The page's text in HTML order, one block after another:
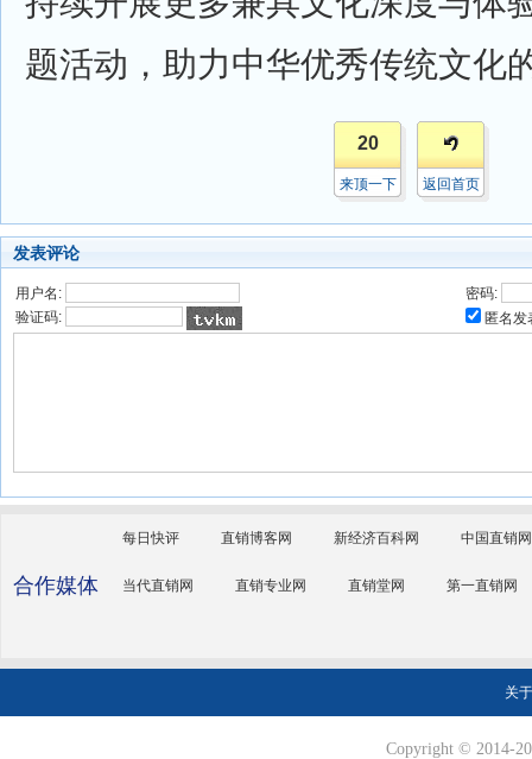
题活动，助力中华优秀传统文化
20
来顶一下 返回首页
发表评论
用户名:
密码:
验证码:
匿名发
合作媒体
每日快评 直销博客网 新经济百科网 中国直销网
当代直销网 直销专业网 直销堂网 第一直销网
关
Copyright © 2014-